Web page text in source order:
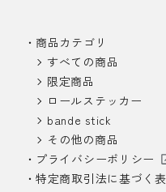
商品カテゴリ
すべての商品
限定商品
ロールステッカー
bande stick
その他の商品
プライバシーポリシー
特定商取引法に基づく